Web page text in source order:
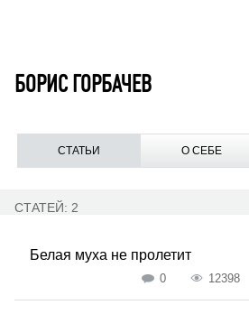
БОРИС ГОРБАЧЕВ
СТАТЬИ О СЕБЕ
СТАТЕЙ: 2
Белая муха не пролетит
0 12398